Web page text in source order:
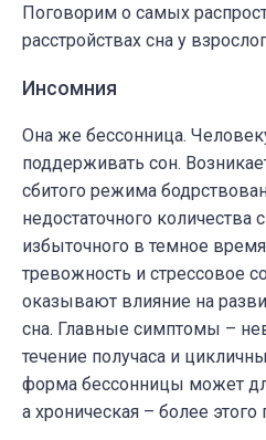
Поговорим о самых
расстройствах сна у
Инсомния
Она же бессонница.
поддерживать сон.
сбитого режима
недостаточного количества
избыточного в темное
тревожность и стрессовое
оказывают влияние на
сна. Главные симптомы –
течение получаса и
форма бессонницы может
а хроническая – более